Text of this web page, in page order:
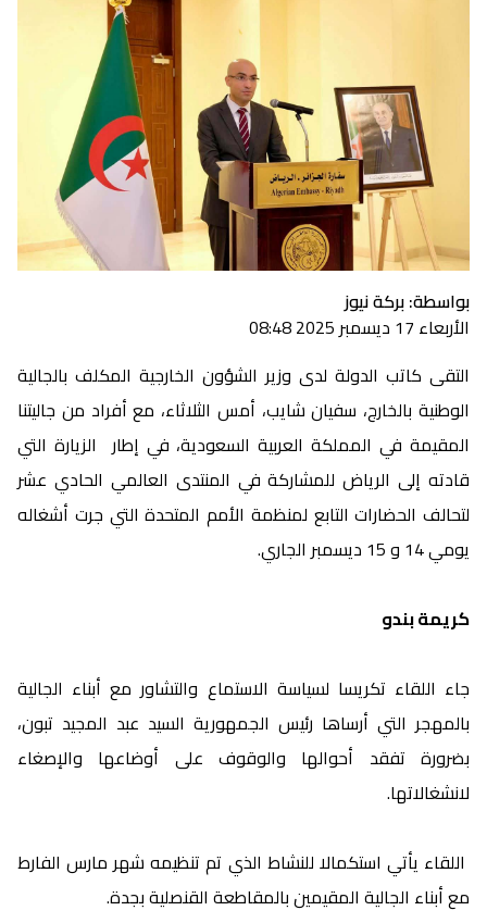
بواسطة: بركة نيوز
الأربعاء 17 ديسمبر 2025 08:48
التقى كاتب الدولة لدى وزير الشؤون الخارجية المكلف بالجالية
الوطنية بالخارج، سفيان شايب، أمس الثلاثاء، مع أفراد من جاليتنا
المقيمة في المملكة العربية السعودية، في إطار الزيارة التي
قادته إلى الرياض للمشاركة في المنتدى العالمي الحادي عشر
لتحالف الحضارات التابع لمنظمة الأمم المتحدة التي جرت أشغاله
يومي 14 و 15 ديسمبر الجاري.
كريمة بندو
جاء اللقاء تكريسا لسياسة الاستماع والتشاور مع أبناء الجالية
بالمهجر التي أرساها رئيس الجمهورية السيد عبد المجيد تبون،
بضرورة تفقد أحوالها والوقوف على أوضاعها والإصغاء
لانشغالاتها.
اللقاء يأتي استكمالا للنشاط الذي تم تنظيمه شهر مارس الفارط
مع أبناء الجالية المقيمين بالمقاطعة القنصلية بجدة.